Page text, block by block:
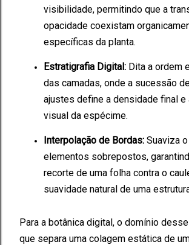
visibilidade, permitindo que a
opacidade coexistam
específicas da planta.
Estratigrafia Digital: Dita a ordem
das camadas, onde a sucessão
ajustes define a densidade final e
visual da espécime.
Interpolação de Bordas: Suaviza
elementos sobrepostos,
recorte de uma folha contra o
suavidade natural de uma
Para a botânica digital, o domínio
que separa uma colagem estática de